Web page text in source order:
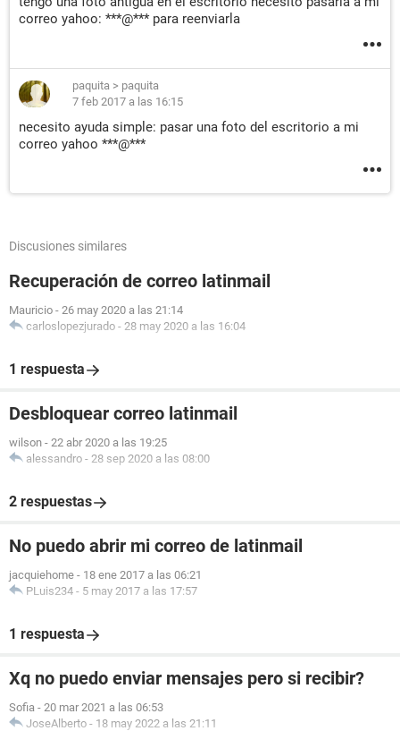
correo yahoo: ***@*** para reenviarla
paquita > paquita
7 feb 2017 a las 16:15
necesito ayuda simple: pasar una foto del escritorio a mi
correo yahoo ***@***
Discusiones similares
Recuperación de correo latinmail
Mauricio - 26 may 2020 a las 21:14
carloslopezjurado - 28 may 2020 a las 16:04
1 respuesta
Desbloquear correo latinmail
wilson - 22 abr 2020 a las 19:25
alessandro - 28 sep 2020 a las 08:00
2 respuestas
No puedo abrir mi correo de latinmail
jacquiehome - 18 ene 2017 a las 06:21
PLuis234 - 5 may 2017 a las 17:57
1 respuesta
Xq no puedo enviar mensajes pero si recibir?
Sofia - 20 mar 2021 a las 06:53
JoseAlberto - 18 may 2022 a las 21:11